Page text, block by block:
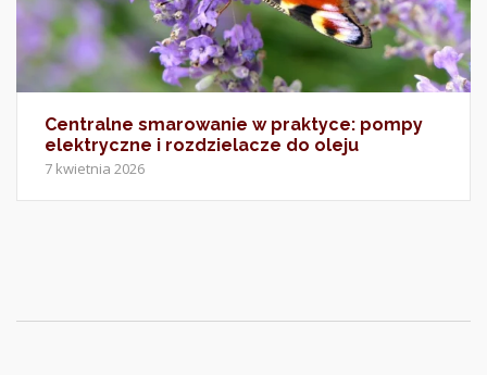
Centralne smarowanie w praktyce: pompy
elektryczne i rozdzielacze do oleju
7 kwietnia 2026